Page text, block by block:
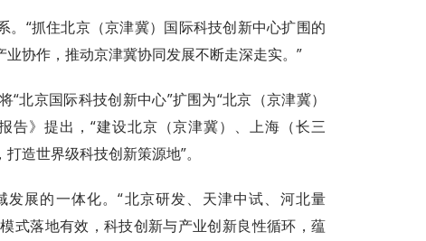
。“抓住北京（京津冀）国际科技创新中心扩围的
协作，推动京津冀协同发展不断走深走实。”
北京国际科技创新中心”扩围为“北京（京津冀）
告》提出，“建设北京（京津冀）、上海（长三
造世界级科技创新策源地”。
展的一体化。“北京研发、天津中试、河北量
式落地有效，科技创新与产业创新良性循环，蕴